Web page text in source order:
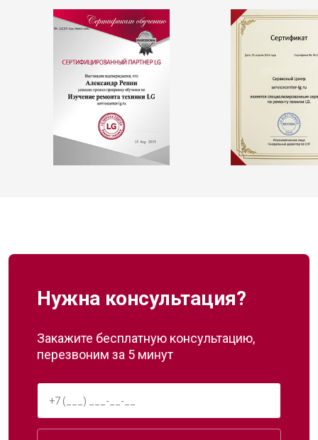
Нужна консультация?
Закажите бесплатную консультацию,
перезвоним за 5 минут